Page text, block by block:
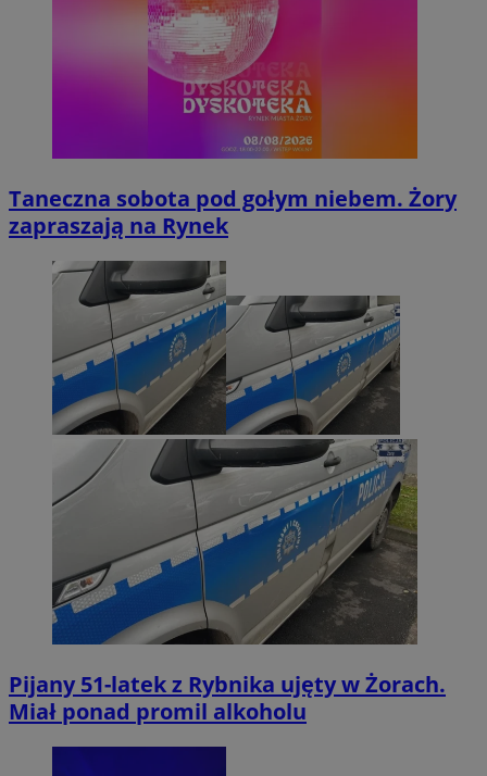
Taneczna sobota pod gołym niebem. Żory
zapraszają na Rynek
Pijany 51-latek z Rybnika ujęty w Żorach.
Miał ponad promil alkoholu